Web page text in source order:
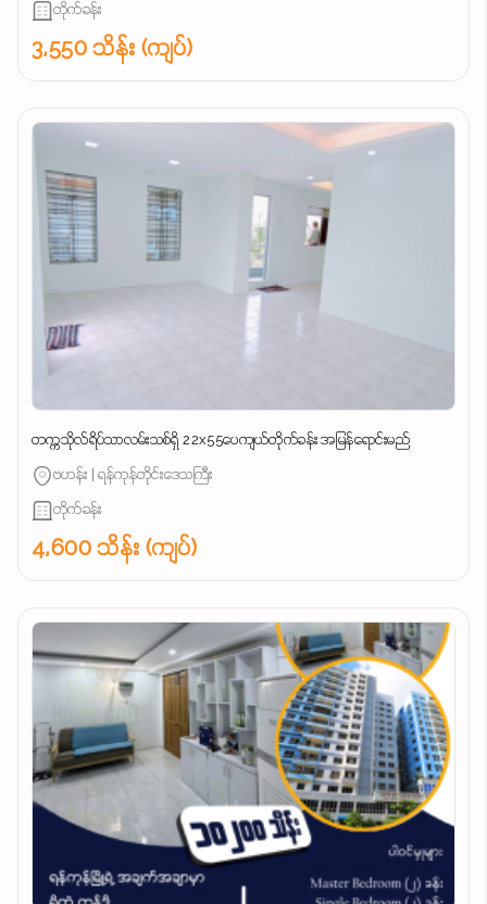
တိုက်ခန်း
3,550 သိန်း (ကျပ်)
တက္ကသိုလ်ရိပ်သာလမ်းသစ်ရှိ 22x55ပေကျယ်တိုက်ခန်း အမြန်ရောင်းမည်
ဗဟန်း | ရန်ကုန်တိုင်းဒေသကြီး
တိုက်ခန်း
4,600 သိန်း (ကျပ်)